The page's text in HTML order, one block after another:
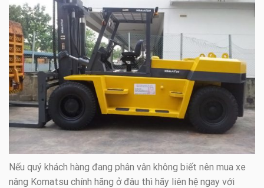
Nếu quý khách hàng đang phân vân không biết nên mua xe
nâng Komatsu chính hãng ở đâu thì hãy liên hệ ngay với